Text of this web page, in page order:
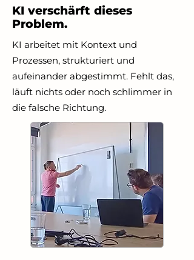
KI verschärft dieses
Problem.
KI arbeitet mit Kontext und
Prozessen, strukturiert und
aufeinander abgestimmt. Fehlt das,
läuft nichts oder noch schlimmer in
die falsche Richtung.